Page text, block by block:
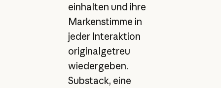
einhalten und ihre
Markenstimme in
jeder Interaktion
originalgetreu
wiedergeben.
Substack, eine